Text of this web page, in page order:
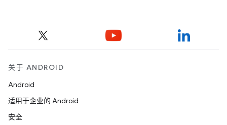
关于 ANDROID
Android
适用于企业的 Android
安全